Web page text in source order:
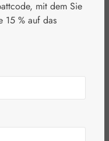
mit dem Sie
15 % auf das